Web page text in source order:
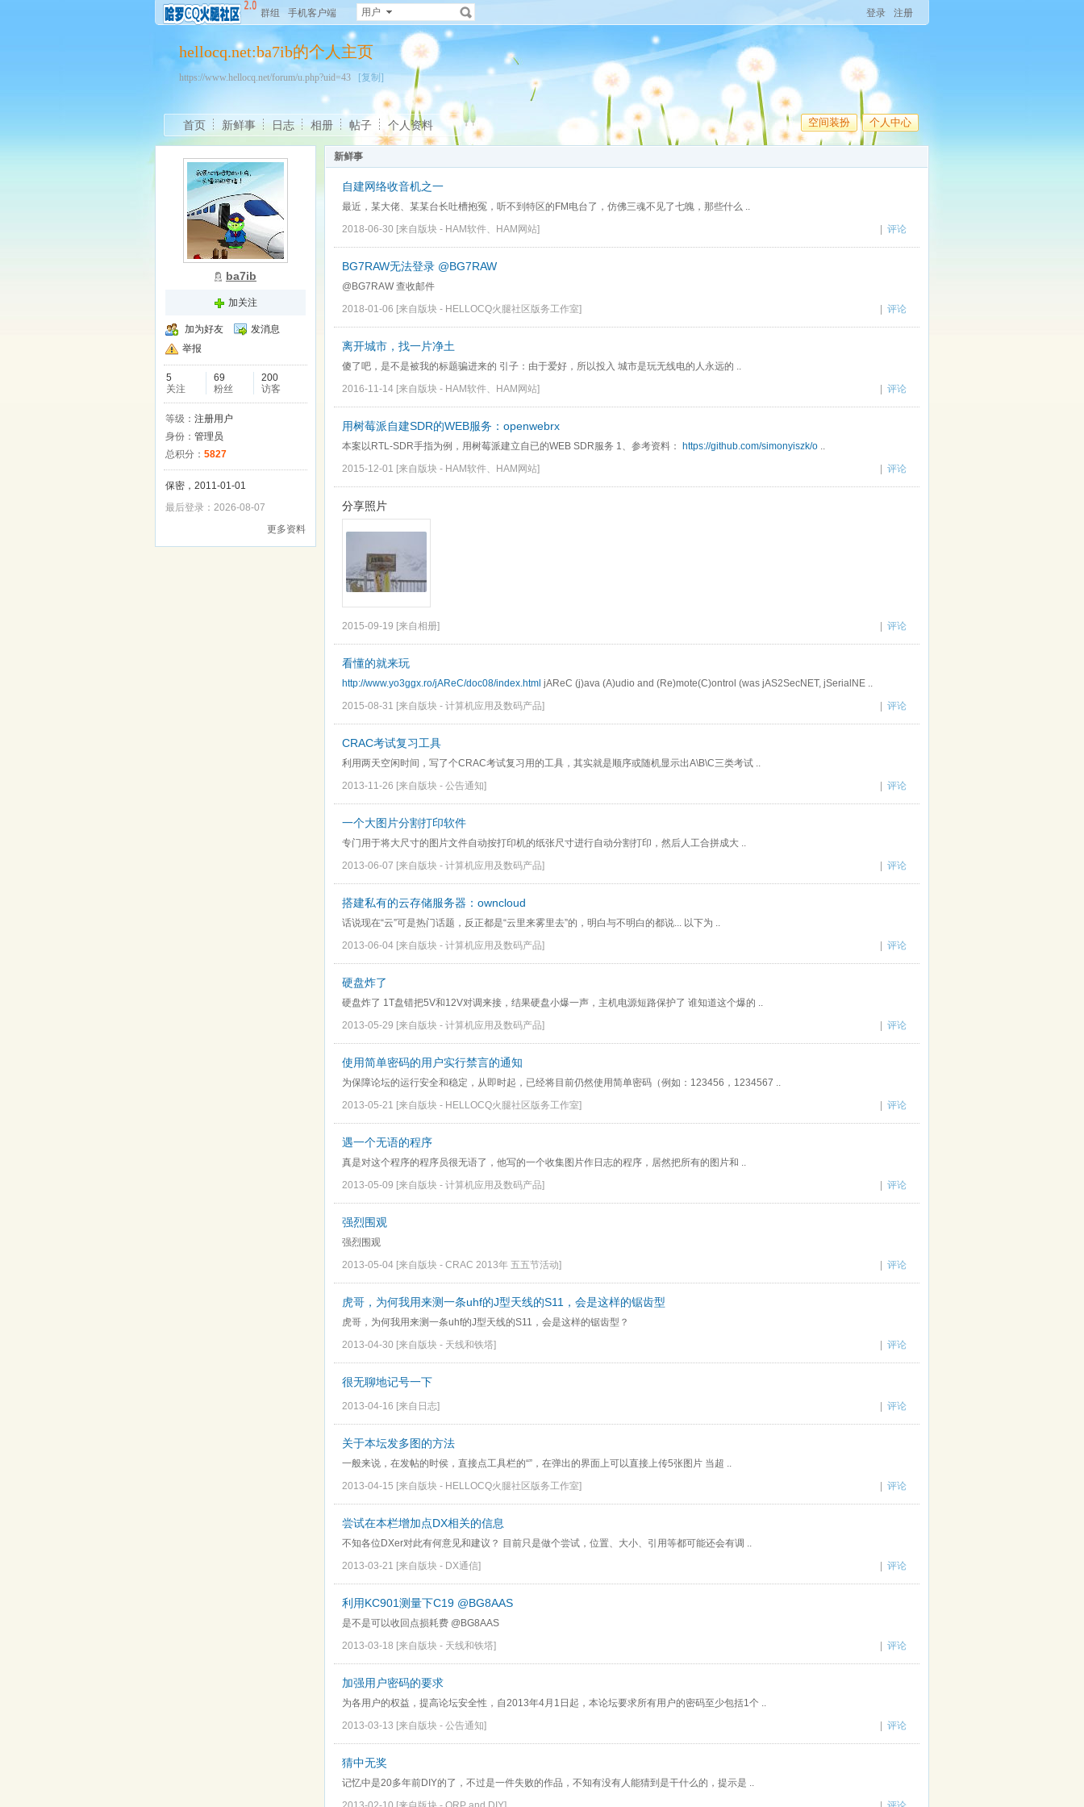
群组 手机客户端 用户 登录 注册
hellocq.net:ba7ib的个人主页
https://www.hellocq.net/forum/u.php?uid=43 [复制]
空间装扮 个人中心
首页 新鲜事 日志 相册 帖子 个人资料
ba7ib
加关注
加为好友
发消息
举报
5
关注
69
粉丝
200
访客
等级： 注册用户
身份： 管理员
总积分： 5827
保密，2011-01-01
最后登录：2026-08-07
更多资料
新鲜事
自建网络收音机之一
最近，某大佬、某某台长吐槽抱冤，听不到特区的FM电台了，仿佛三魂不见了七魄，那些什么 ..
评论
2018-06-30 [来自版块 - HAM软件、HAM网站]
BG7RAW无法登录 @BG7RAW
@BG7RAW 查收邮件
评论
2018-01-06 [来自版块 - HELLOCQ火腿社区版务工作室]
离开城市，找一片净土
傻了吧，是不是被我的标题骗进来的 引子：由于爱好，所以投入 城市是玩无线电的人永远的 ..
评论
2016-11-14 [来自版块 - HAM软件、HAM网站]
用树莓派自建SDR的WEB服务：openwebrx
本案以RTL-SDR手指为例，用树莓派建立自已的WEB SDR服务 1、参考资料： https://github.com/simonyiszk/o ..
评论
2015-12-01 [来自版块 - HAM软件、HAM网站]
分享照片
评论
2015-09-19 [来自相册]
看懂的就来玩
http://www.yo3ggx.ro/jAReC/doc08/index.html jAReC (j)ava (A)udio and (Re)mote(C)ontrol (was jAS2SecNET, jSerialNE ..
评论
2015-08-31 [来自版块 - 计算机应用及数码产品]
CRAC考试复习工具
利用两天空闲时间，写了个CRAC考试复习用的工具，其实就是顺序或随机显示出A\B\C三类考试 ..
评论
2013-11-26 [来自版块 - 公告通知]
一个大图片分割打印软件
专门用于将大尺寸的图片文件自动按打印机的纸张尺寸进行自动分割打印，然后人工合拼成大 ..
评论
2013-06-07 [来自版块 - 计算机应用及数码产品]
搭建私有的云存储服务器：owncloud
话说现在“云”可是热门话题，反正都是“云里来雾里去”的，明白与不明白的都说... 以下为 ..
评论
2013-06-04 [来自版块 - 计算机应用及数码产品]
硬盘炸了
硬盘炸了 1T盘错把5V和12V对调来接，结果硬盘小爆一声，主机电源短路保护了 谁知道这个爆的 ..
评论
2013-05-29 [来自版块 - 计算机应用及数码产品]
使用简单密码的用户实行禁言的通知
为保障论坛的运行安全和稳定，从即时起，已经将目前仍然使用简单密码（例如：123456，1234567 ..
评论
2013-05-21 [来自版块 - HELLOCQ火腿社区版务工作室]
遇一个无语的程序
真是对这个程序的程序员很无语了，他写的一个收集图片作日志的程序，居然把所有的图片和 ..
评论
2013-05-09 [来自版块 - 计算机应用及数码产品]
强烈围观
强烈围观
评论
2013-05-04 [来自版块 - CRAC 2013年 五五节活动]
虎哥，为何我用来测一条uhf的J型天线的S11，会是这样的锯齿型
虎哥，为何我用来测一条uhf的J型天线的S11，会是这样的锯齿型？
评论
2013-04-30 [来自版块 - 天线和铁塔]
很无聊地记号一下
评论
2013-04-16 [来自日志]
关于本坛发多图的方法
一般来说，在发帖的时侯，直接点工具栏的“”，在弹出的界面上可以直接上传5张图片 当超 ..
评论
2013-04-15 [来自版块 - HELLOCQ火腿社区版务工作室]
尝试在本栏增加点DX相关的信息
不知各位DXer对此有何意见和建议？ 目前只是做个尝试，位置、大小、引用等都可能还会有调 ..
评论
2013-03-21 [来自版块 - DX通信]
利用KC901测量下C19 @BG8AAS
是不是可以收回点损耗费 @BG8AAS
评论
2013-03-18 [来自版块 - 天线和铁塔]
加强用户密码的要求
为各用户的权益，提高论坛安全性，自2013年4月1日起，本论坛要求所有用户的密码至少包括1个 ..
评论
2013-03-13 [来自版块 - 公告通知]
猜中无奖
记忆中是20多年前DIY的了，不过是一件失败的作品，不知有没有人能猜到是干什么的，提示是 ..